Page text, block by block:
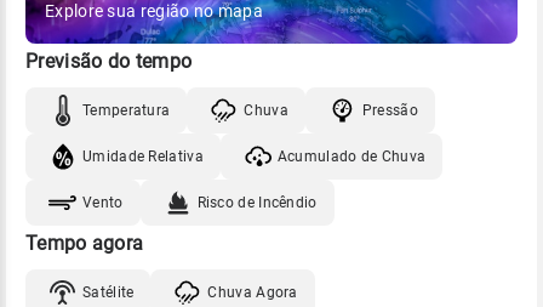
Explore sua região no mapa
Previsão do tempo
Temperatura Chuva Pressão
Umidade Relativa Acumulado de Chuva
Vento Risco de Incêndio
Tempo agora
Satélite Chuva Agora